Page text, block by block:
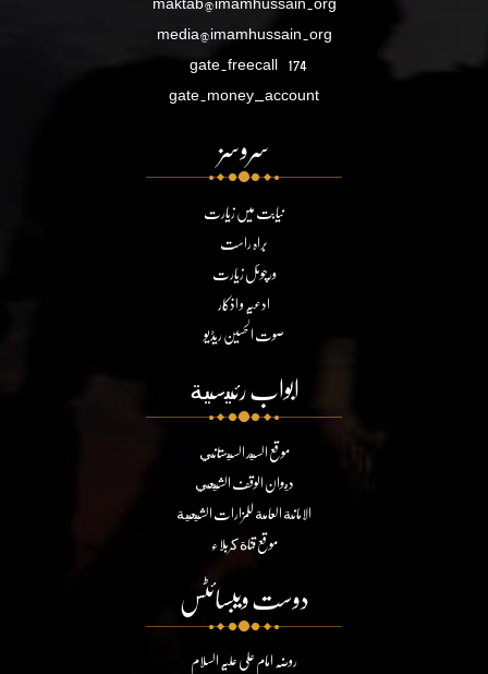
media@imamhussain.org
gate.freecall 174
gate.money_account
سروسز
نیابت میں زیارت
براہ راست
ورچوئل زیارت
ادعیہ و اذکار
صوت الحسین ریڈیو
ابواب رئيسية
موقع السيد السيستاني
ديوان الوقف الشيعي
الامانة العامة للمزارات الشيعية
موقع قناة كربلاء
دوست ویبسائٹس
روضہ امام علی علیہ السلام